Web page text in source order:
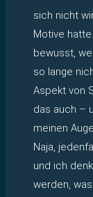
sich nicht
Motive
bewusst,
so lange
Aspekt von
das auch –
meinen
Naja,
und ich
werden,